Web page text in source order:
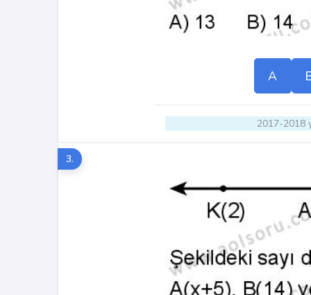
A
2017-2018
3.